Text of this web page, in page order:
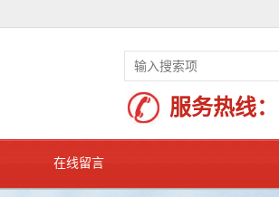
服务热线：
在线留言